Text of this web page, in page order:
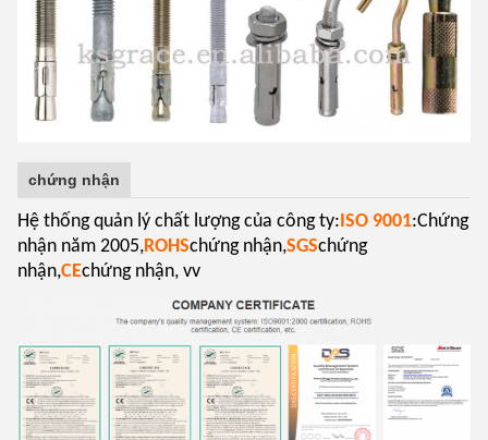
chứng nhận
Hệ thống quản lý chất lượng của công ty: ISO 9001:Chứng
nhận năm 2005,ROHSchứng nhận,SGSchứng
nhận,CEchứng nhận, vv